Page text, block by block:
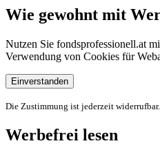
Wie gewohnt mit
Nutzen Sie fondsprofessionell.at
Verwendung von Cookies für
Einverstanden
Die Zustimmung ist jederzeit widerrufbar.
Werbefrei lesen